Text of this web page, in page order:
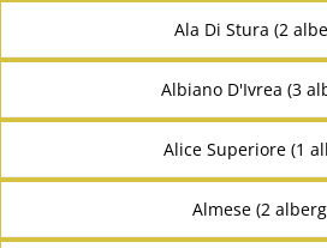
Ala Di Stura (2
Albiano D'Ivrea (3
Alice Superiore (1
Almese (2